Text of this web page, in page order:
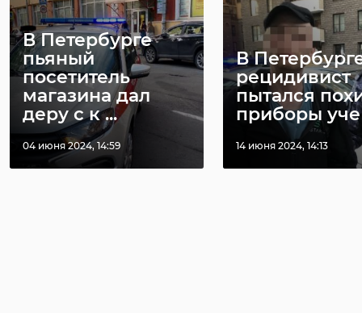
В Петербурге
пьяный
посетитель
магазина дал
деру с к ...
04 июня 2024, 14:59
В
рецидивист
пытался
приборы уче
14 июня 2024, 14:13